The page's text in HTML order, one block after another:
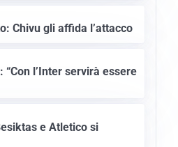
Chivu gli affida l’attacco
l’Inter servirà essere
e Atletico si